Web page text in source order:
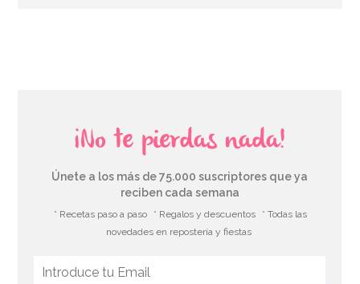
¡No te pierdas nada!
Únete a los más de 75.000 suscriptores que ya
reciben cada semana
* Recetas paso a paso * Regalos y descuentos
* Todas las
novedades en repostería y fiestas